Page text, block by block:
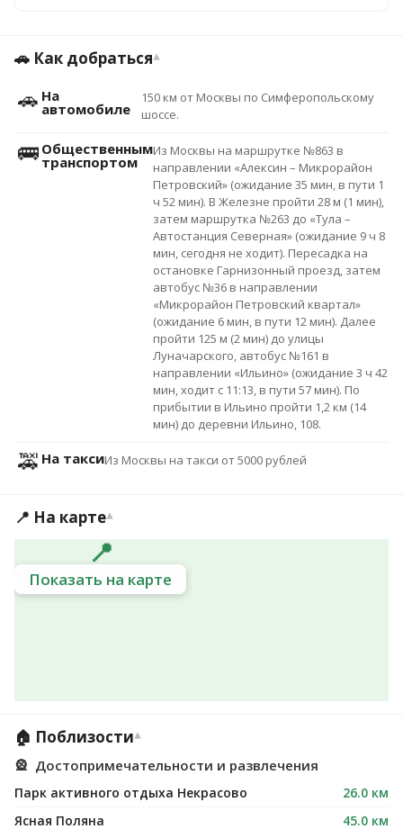
🚗 Как добраться▾
🚗 На
автомобиле
150 км от Москвы по Симферопольскому
шоссе.
🚌 Общественным
транспортом
Из Москвы на маршрутке №863 в
направлении «Алексин – Микрорайон
Петровский» (ожидание 35 мин, в пути 1
ч 52 мин). В Железне пройти 28 м (1 мин),
затем маршрутка №263 до «Тула –
Автостанция Северная» (ожидание 9 ч 8
мин, сегодня не ходит). Пересадка на
остановке Гарнизонный проезд, затем
автобус №36 в направлении
«Микрорайон Петровский квартал»
(ожидание 6 мин, в пути 12 мин). Далее
пройти 125 м (2 мин) до улицы
Луначарского, автобус №161 в
направлении «Ильино» (ожидание 3 ч 42
мин, ходит с 11:13, в пути 57 мин). По
прибытии в Ильино пройти 1,2 км (14
мин) до деревни Ильино, 108.
🚕 На таксиИз Москвы на такси от 5000 рублей
📍 На карте▾
📍
Показать на карте
🏠 Поблизости▾
🎡 Достопримечательности и развлечения
Парк активного отдыха Некрасово
26.0 км
Ясная Поляна
45.0 км